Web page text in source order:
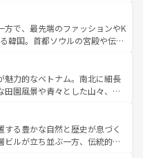
ハワイ情報
てほしい。
しており、サーフィンやダイ
アウトドア好きにはたまらな
な魅力を存分に味わいつくそ
る台湾東部など、都市の喧騒
おり、訪れる人に新しい発見と
また、奥深い台湾の食文化も魅
など、バラエティ豊かな料理
新着の台湾情報は コンテンツ一覧を参
方で、最先端のファッションやK
韓国。首都ソウルの宮殿や伝統
折々の自然美を楽しむことが
焼肉、絶品のストリートフード
が待っている。夜には、韓国な
の多彩な魅力を心ゆくまで味
ほしい。 なお、新着の韓国情報はコンテンツ一
魅力的なベトナム。南北に細長
田園風景や青々とした山々、世
く。ハノイの古い町並みやホ
代の建物も、独特の雰囲気を
ラエティの豊かさとおいしさで
る豊かな自然と歴史が息づく
ビルが立ち並ぶ一方、伝統的な